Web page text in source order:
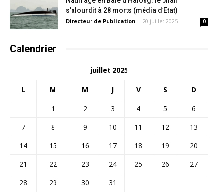
s’alourdit à 28 morts (média d’Etat)
Directeur de Publication - 20 juillet 2025 0
Calendrier
juillet 2025
L M M J V S D
1 2 3 4 5
6
7
8 9 10 11 12
13
14
15 16 17 18 19
20
21
22 23 24 25 26
27
28
29 30
31